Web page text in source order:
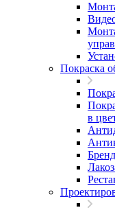
Покраска
в